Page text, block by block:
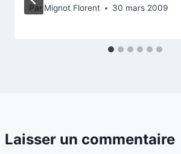
Par Mignot Florent 30 mars 2009
Laisser un commentaire